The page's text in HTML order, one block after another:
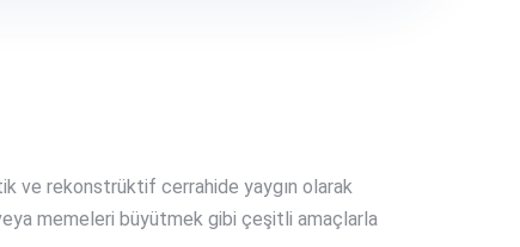
ve rekonstrüktif cerrahide yaygın olarak
memeleri büyütmek gibi çeşitli amaçlarla